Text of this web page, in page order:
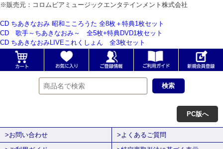
※販売元：コロムビアミュージックエンタテインメント株式会社
CD ちあきなおみ 昭和こころうた 全8枚＋特典1枚セット
CD 歌手～ちあきなおみ～ 全5枚+特典DVD1枚セット
CD ちあきなおみLIVEこれくしょん 全3枚セット
PC版へ
>お問い合わせ
>よくあるご質問